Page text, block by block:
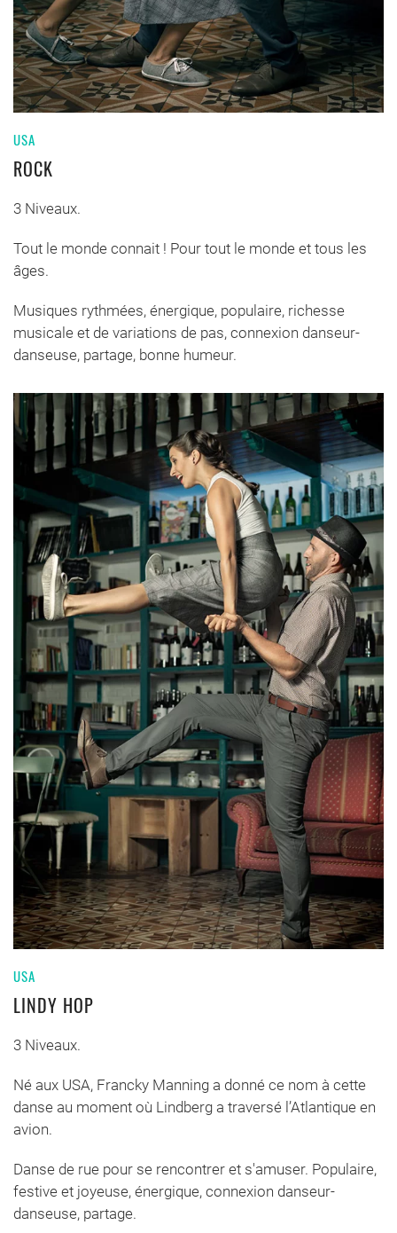
USA
ROCK
3 Niveaux.
Tout le monde connait ! Pour tout le monde et tous les
âges.
Musiques rythmées, énergique, populaire, richesse
musicale et de variations de pas, connexion danseur-
danseuse, partage, bonne humeur.
USA
LINDY HOP
3 Niveaux.
Né aux USA, Francky Manning a donné ce nom à cette
danse au moment où Lindberg a traversé l’Atlantique en
avion.
Danse de rue pour se rencontrer et s'amuser. Populaire,
festive et joyeuse, énergique, connexion danseur-
danseuse, partage.